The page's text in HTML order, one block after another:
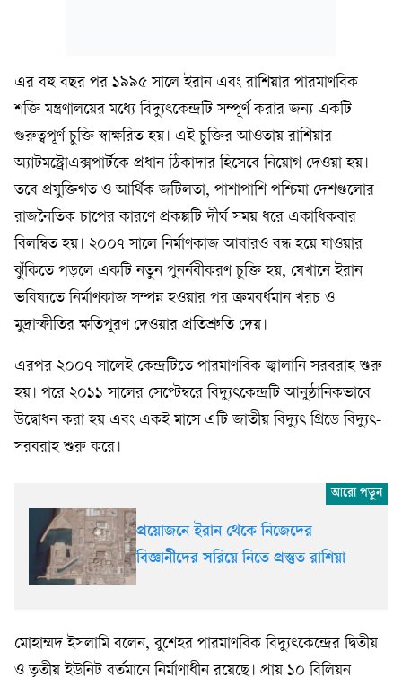
এর বহু বছর পর ১৯৯৫ সালে ইরান এবং রাশিয়ার পারমাণবিক
শক্তি মন্ত্রণালয়ের মধ্যে বিদ্যুৎকেন্দ্রটি সম্পূর্ণ করার জন্য একটি
গুরুত্বপূর্ণ চুক্তি স্বাক্ষরিত হয়। এই চুক্তির আওতায় রাশিয়ার
অ্যাটমস্ট্রোএক্সপার্টকে প্রধান ঠিকাদার হিসেবে নিয়োগ দেওয়া হয়।
তবে প্রযুক্তিগত ও আর্থিক জটিলতা, পাশাপাশি পশ্চিমা দেশগুলোর
রাজনৈতিক চাপের কারণে প্রকল্পটি দীর্ঘ সময় ধরে একাধিকবার
বিলম্বিত হয়। ২০০৭ সালে নির্মাণকাজ আবারও বন্ধ হয়ে যাওয়ার
ঝুঁকিতে পড়লে একটি নতুন পুনর্নবীকরণ চুক্তি হয়, যেখানে ইরান
ভবিষ্যতে নির্মাণকাজ সম্পন্ন হওয়ার পর ক্রমবর্ধমান খরচ ও
মুদ্রাস্ফীতির ক্ষতিপূরণ দেওয়ার প্রতিশ্রুতি দেয়।
এরপর ২০০৭ সালেই কেন্দ্রটিতে পারমাণবিক জ্বালানি সরবরাহ শুরু
হয়। পরে ২০১১ সালের সেপ্টেম্বরে বিদ্যুৎকেন্দ্রটি আনুষ্ঠানিকভাবে
উদ্বোধন করা হয় এবং একই মাসে এটি জাতীয় বিদ্যুৎ গ্রিডে বিদ্যুৎ-
সরবরাহ শুরু করে।
প্রয়োজনে ইরান থেকে নিজেদের
বিজ্ঞানীদের সরিয়ে নিতে প্রস্তুত রাশিয়া
মোহাম্মদ ইসলামি বলেন, বুশেহর পারমাণবিক বিদ্যুৎকেন্দ্রের দ্বিতীয়
ও তৃতীয় ইউনিট বর্তমানে নির্মাণাধীন রয়েছে। প্রায় ১০ বিলিয়ন